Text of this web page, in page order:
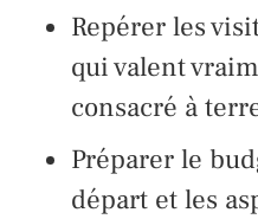
Repérer les
qui valent
consacré à
Préparer le
départ et les